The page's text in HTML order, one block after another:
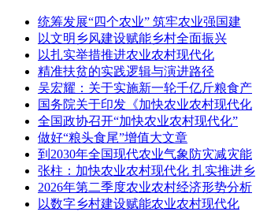
统筹发展“四个农业” 筑牢农业强国建
以文明乡风建设赋能乡村全面振兴
以扎实举措推进农业农村现代化
精准扶贫的实践逻辑与演进路径
吴宏耀：关于实施新一轮千亿斤粮食产
国务院关于印发《加快农业农村现代化
全国政协召开“加快农业农村现代化”
做好“粮头食尾”增值大文章
到2030年全国现代农业气象防灾减灾能
张柱：加快农业农村现代化 扎实推进乡
2026年第二季度农业农村经济形势分析
以数字乡村建设赋能农业农村现代化